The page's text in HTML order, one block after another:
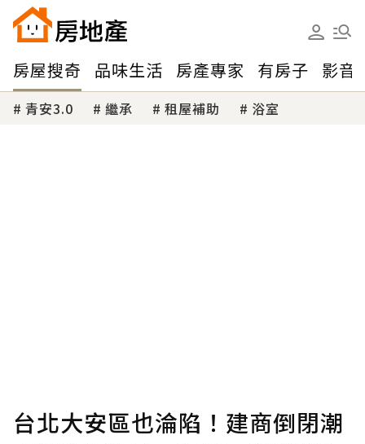
房屋搜奇 品味生活 房產專家 有房子 影音
青安3.0 繼承 租屋補助 浴室
台北大安區也淪陷！建商倒閉潮